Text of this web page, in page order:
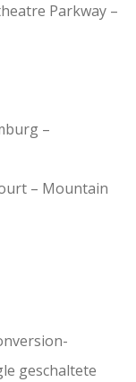
Parkway –
–
– Mountain
geschaltete